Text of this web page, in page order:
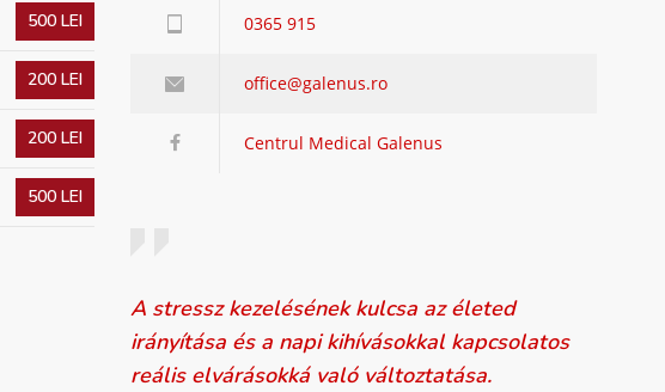
500 LEI
200 LEI
200 LEI
500 LEI
0365 915
office@galenus.ro
Centrul Medical Galenus
A stressz kezelésének kulcsa az életed
irányítása és a napi kihívásokkal kapcsolatos
reális elvárásokká való változtatása.